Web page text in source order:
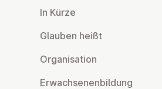
In Kürze
Glauben heißt
Or­gan­isa­tion
Er­wach­sen­en­bildung